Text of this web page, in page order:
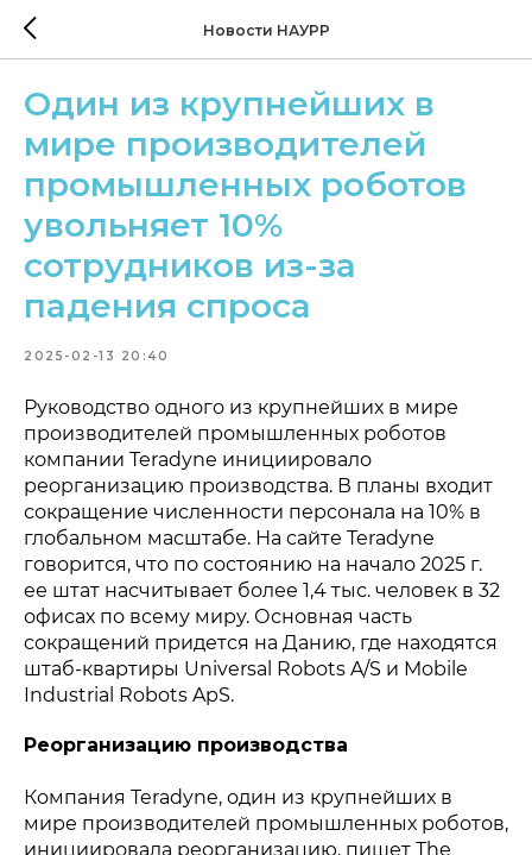
Новости НАУРР
Один из крупнейших в
мире производителей
промышленных роботов
увольняет 10%
сотрудников из-за
падения спроса
2025-02-13 20:40
Руководство одного из крупнейших в мире
производителей промышленных роботов
компании Teradyne инициировало
реорганизацию производства. В планы входит
сокращение численности персонала на 10% в
глобальном масштабе. На сайте Teradyne
говорится, что по состоянию на начало 2025 г.
ее штат насчитывает более 1,4 тыс. человек в 32
офисах по всему миру. Основная часть
сокращений придется на Данию, где находятся
штаб-квартиры Universal Robots A/S и Mobile
Industrial Robots ApS.
Реорганизацию производства
Компания Teradyne, один из крупнейших в
мире производителей промышленных роботов,
инициировала реорганизацию, пишет The